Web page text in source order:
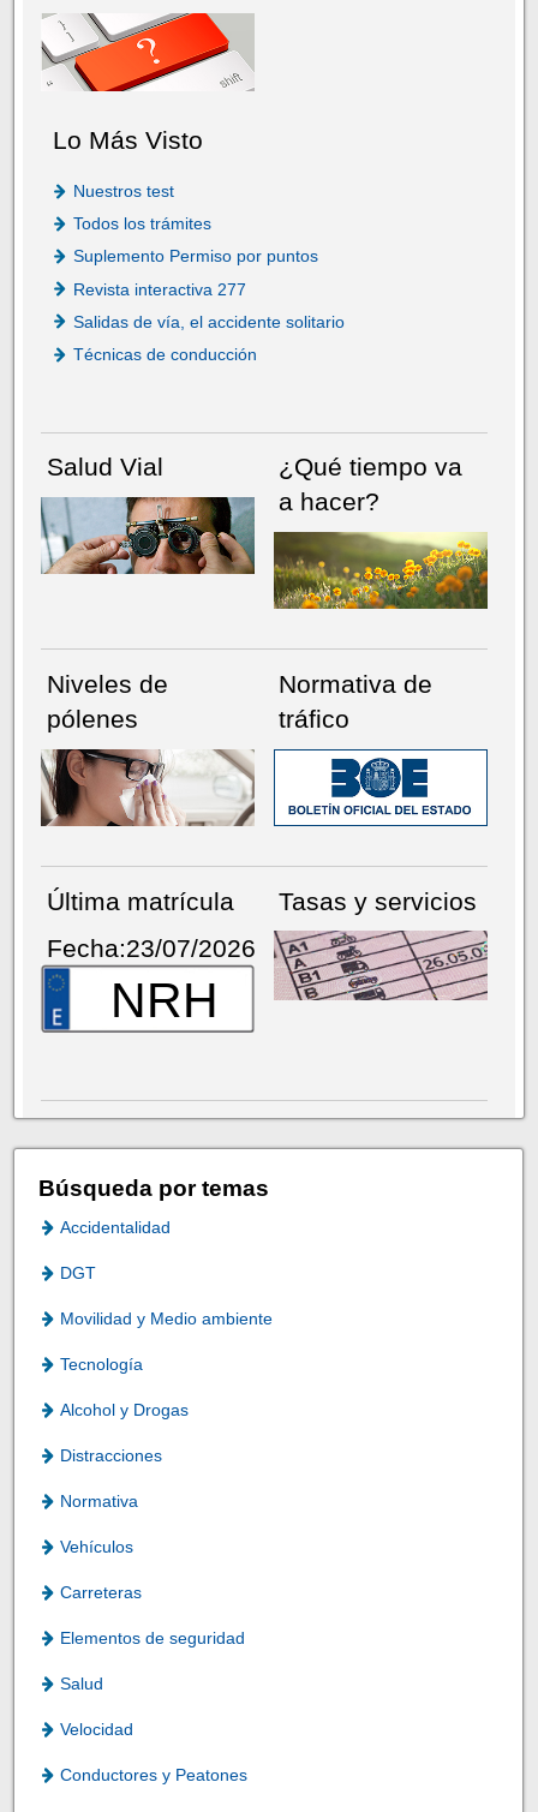
Lo Más Visto
Nuestros test
Todos los trámites
Suplemento Permiso por puntos
Revista interactiva 277
Salidas de vía, el accidente solitario
Técnicas de conducción
Salud Vial
¿Qué tiempo va
a hacer?
Niveles de
pólenes
Normativa de
tráfico
Última matrícula
Fecha:23/07/2026
NRH
Tasas y servicios
Búsqueda por temas
Accidentalidad
DGT
Movilidad y Medio ambiente
Tecnología
Alcohol y Drogas
Distracciones
Normativa
Vehículos
Carreteras
Elementos de seguridad
Salud
Velocidad
Conductores y Peatones